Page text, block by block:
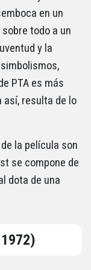
en un
todo a un
y la
PTA es más
así, resulta de lo
la película son
se compone de
dota de una